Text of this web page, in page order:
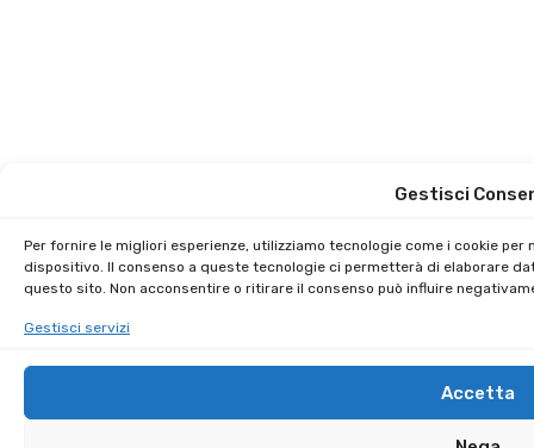
Gestisci
Per fornire le migliori esperienze, utilizziamo tecnologie come i cookie
dispositivo. Il consenso a queste tecnologie ci permetterà di elaborare
questo sito. Non acconsentire o ritirare il consenso può influire
Gestisci servizi
Accetta